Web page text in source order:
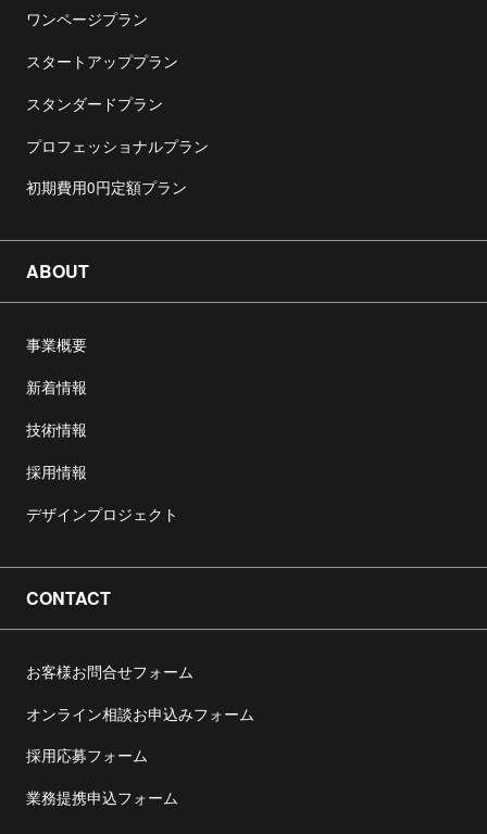
ワンページプラン
スタートアッププラン
スタンダードプラン
プロフェッショナルプラン
初期費用0円定額プラン
ABOUT
事業概要
新着情報
技術情報
採用情報
デザインプロジェクト
CONTACT
お客様お問合せフォーム
オンライン相談お申込みフォーム
採用応募フォーム
業務提携申込フォーム